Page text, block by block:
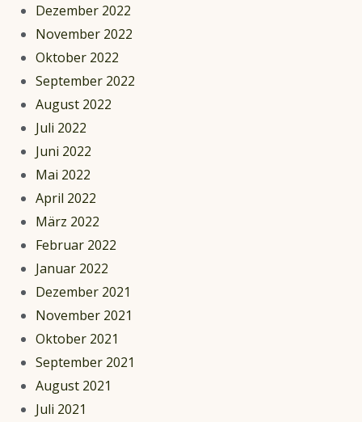
Dezember 2022
November 2022
Oktober 2022
September 2022
August 2022
Juli 2022
Juni 2022
Mai 2022
April 2022
März 2022
Februar 2022
Januar 2022
Dezember 2021
November 2021
Oktober 2021
September 2021
August 2021
Juli 2021